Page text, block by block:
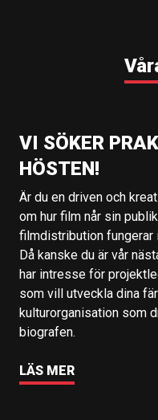
VI SÖKER
HÖSTEN!
Är du en driven och
om hur film når sin
filmdistribution fungerar
Då kanske du är vår
har intresse för
som vill utveckla dina
kulturorganisation som
biografen.
LÄS MER